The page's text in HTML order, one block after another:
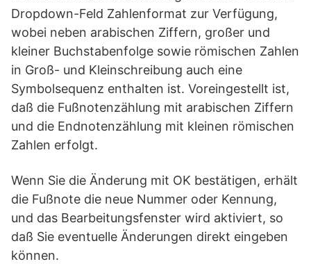
Dropdown-Feld Zahlenformat zur Verfügung,
wobei neben arabischen Ziffern, großer und
kleiner Buchstabenfolge sowie römischen Zahlen
in Groß- und Kleinschreibung auch eine
Symbolsequenz enthalten ist. Voreingestellt ist,
daß die Fußnotenzählung mit arabischen Ziffern
und die Endnotenzählung mit kleinen römischen
Zahlen erfolgt.
Wenn Sie die Änderung mit OK bestätigen, erhält
die Fußnote die neue Nummer oder Kennung,
und das Bearbeitungsfenster wird aktiviert, so
daß Sie eventuelle Änderungen direkt eingeben
können.